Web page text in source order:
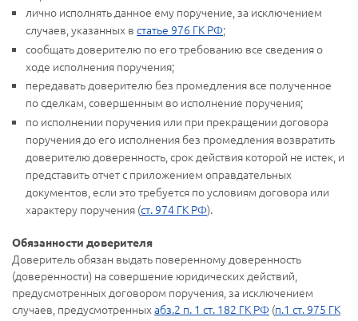
лично исполнять данное ему поручение, за исключением
случаев, указанных в статье 976 ГК РФ;
сообщать доверителю по его требованию все сведения о
ходе исполнения поручения;
передавать доверителю без промедления все полученное
по сделкам, совершенным во исполнение поручения;
по исполнении поручения или при прекращении договора
поручения до его исполнения без промедления возвратить
доверителю доверенность, срок действия которой не истек, и
представить отчет с приложением оправдательных
документов, если это требуется по условиям договора или
характеру поручения (ст. 974 ГК РФ).
Обязанности доверителя
Доверитель обязан выдать поверенному доверенность
(доверенности) на совершение юридических действий,
предусмотренных договором поручения, за исключением
случаев, предусмотренных абз.2 п. 1 ст. 182 ГК РФ (п.1 ст. 975 ГК